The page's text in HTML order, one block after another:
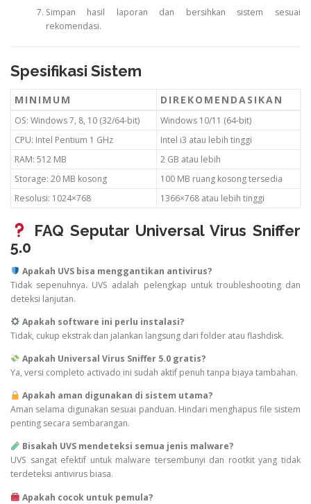
Simpan hasil laporan dan bersihkan sistem sesuai
rekomendasi.
Spesifikasi Sistem
MINIMUM DIREKOMENDASIKAN
OS: Windows 7, 8, 10 (32/64-bit)
Windows 10/11 (64-bit)
CPU: Intel Pentium 1 GHz
Intel i3 atau lebih tinggi
RAM: 512 MB
2 GB atau lebih
Storage: 20 MB kosong
100 MB ruang kosong tersedia
Resolusi: 1024×768
1366×768 atau lebih tinggi
FAQ Seputar Universal Virus Sniffer
5.0
Apakah UVS bisa menggantikan antivirus?
Tidak sepenuhnya. UVS adalah pelengkap untuk troubleshooting dan
deteksi lanjutan.
Apakah software ini perlu instalasi?
Tidak, cukup ekstrak dan jalankan langsung dari folder atau flashdisk.
Apakah Universal Virus Sniffer 5.0 gratis?
Ya, versi completo activado ini sudah aktif penuh tanpa biaya tambahan.
Apakah aman digunakan di sistem utama?
Aman selama digunakan sesuai panduan. Hindari menghapus file sistem
penting secara sembarangan.
Bisakah UVS mendeteksi semua jenis malware?
UVS sangat efektif untuk malware tersembunyi dan rootkit yang tidak
terdeteksi antivirus biasa.
Apakah cocok untuk pemula?